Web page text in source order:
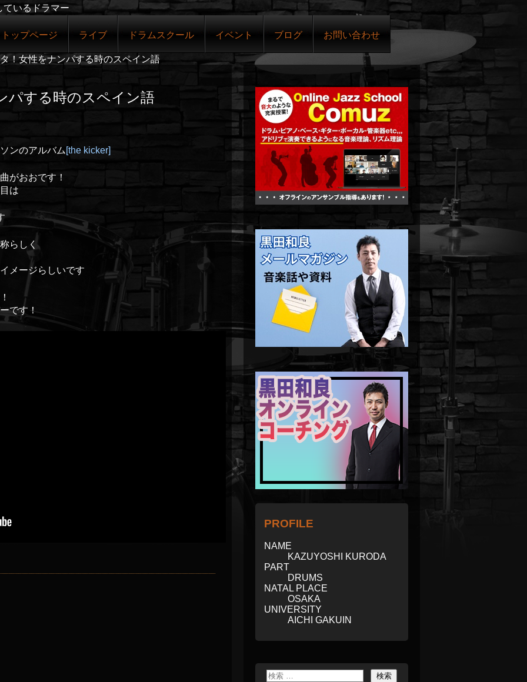
ているドラマー
トップページ ライブ ドラムスクール イベント ブログ お問い合わせ
！女性をナンパする時のスペイン語
パする時のスペイン語
ンのアルバム [the kicker]
がおおです！
は
らしく
メージらしいです
です！
PROFILE
NAME
KAZUYOSHI KURODA
PART
DRUMS
NATAL PLACE
OSAKA
UNIVERSITY
AICHI GAKUIN